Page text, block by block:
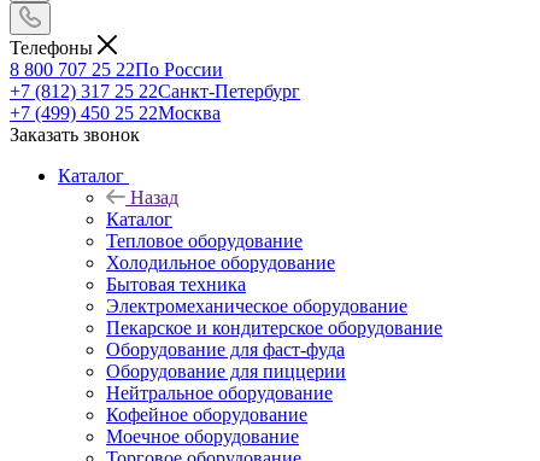
Телефоны
8 800 707 25 22По России
+7 (812) 317 25 22Санкт-Петербург
+7 (499) 450 25 22Москва
Заказать звонок
Каталог
Назад
Каталог
Тепловое оборудование
Холодильное оборудование
Бытовая техника
Электромеханическое оборудование
Пекарское и кондитерское оборудование
Оборудование для фаст-фуда
Оборудование для пиццерии
Нейтральное оборудование
Кофейное оборудование
Моечное оборудование